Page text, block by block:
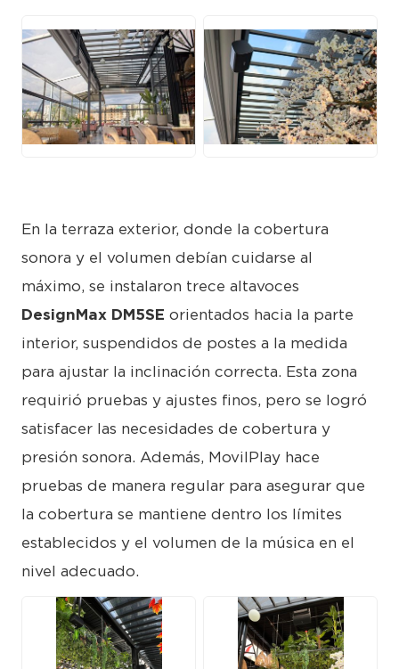
JPG JPG
En la terraza exterior, donde la cobertura
sonora y el volumen debían cuidarse al
máximo, se instalaron trece altavoces
DesignMax DM5SE orientados hacia la parte
interior, suspendidos de postes a la medida
para ajustar la inclinación correcta. Esta zona
requirió pruebas y ajustes finos, pero se logró
satisfacer las necesidades de cobertura y
presión sonora. Además, MovilPlay hace
pruebas de manera regular para asegurar que
la cobertura se mantiene dentro los límites
establecidos y el volumen de la música en el
nivel adecuado.